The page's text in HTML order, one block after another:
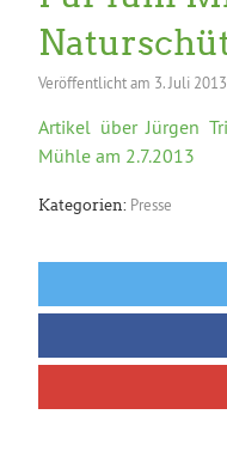
Veröffentlicht am 3. Juli
Artikel über Jürgen
Mühle am 2.7.2013
Kategorien: Presse